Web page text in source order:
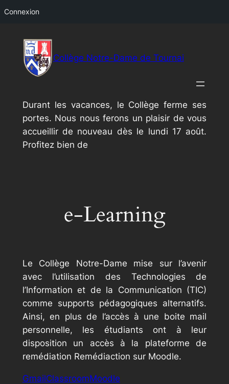
Connexion
contenu
Collège Notre-Dame de Tournai
Durant les vacances, le Collège ferme ses
portes. Nous nous ferons un plaisir de vous
accueillir de nouveau dès le lundi 17 août.
Profitez bien de
e-Learning
Le Collège Notre-Dame mise sur l’avenir
avec l’utilisation des Technologies de
l’Information et de la Communication (TIC)
comme supports pédagogiques alternatifs.
Ainsi, en plus de l’accès à une boite mail
personnelle, les étudiants ont à leur
disposition un accès à la plateforme de
remédiation Remédiaction sur Moodle.
GmailClassroomMoodle